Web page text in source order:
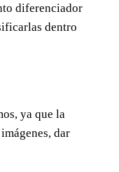
diferenciador
dentro
ya que la
dar